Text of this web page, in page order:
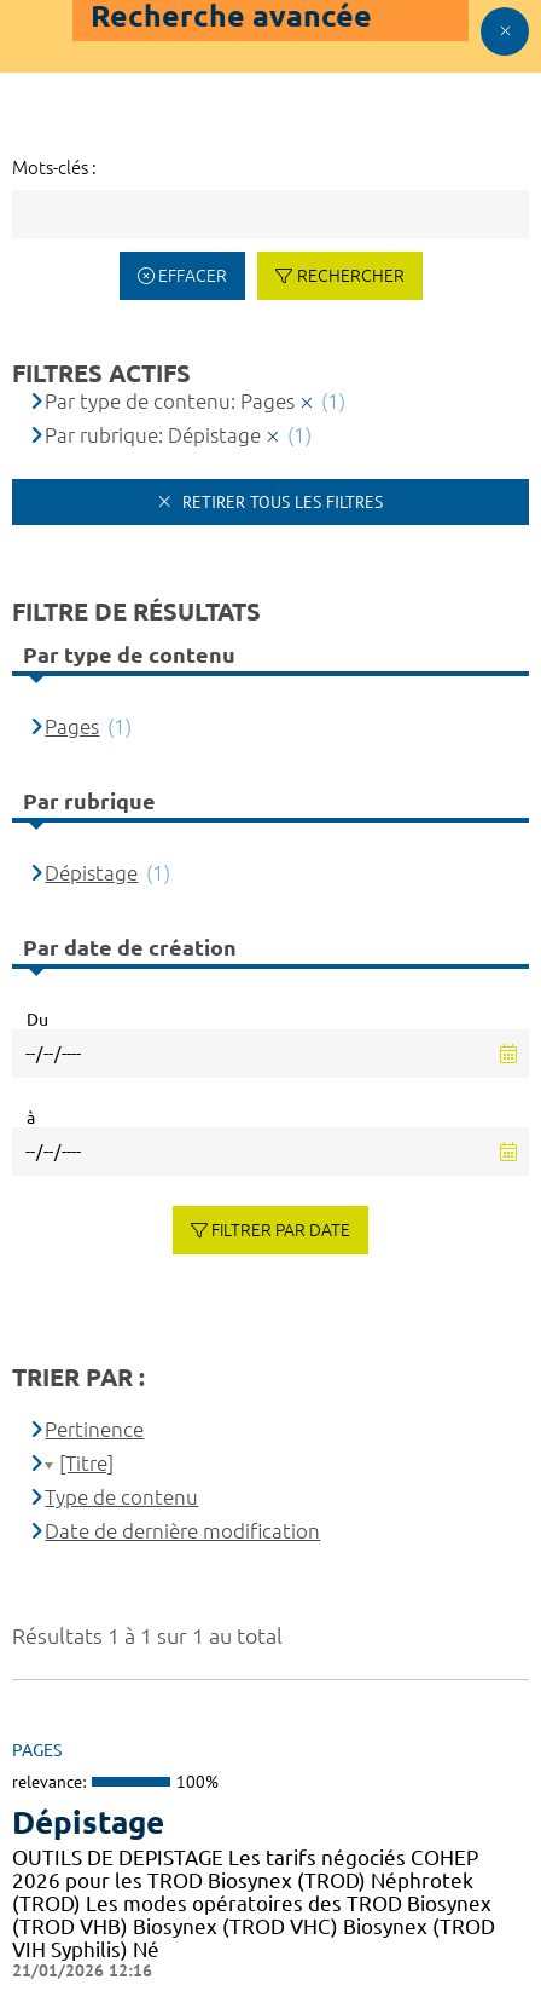
Recherche avancée
Mots-clés :
EFFACER RECHERCHER
Résultats 1 à 1 sur 1 au total
PAGES
relevance: 100%
Dépistage
OUTILS DE DEPISTAGE Les tarifs négociés COHEP
2026 pour les TROD Biosynex (TROD) Néphrotek
(TROD) Les modes opératoires des TROD Biosynex
(TROD VHB) Biosynex (TROD VHC) Biosynex (TROD
VIH Syphilis) Né
21/01/2026 12:16
FILTRES ACTIFS
Par type de contenu: Pages
(1)
Par rubrique: Dépistage
(1)
RETIRER TOUS LES FILTRES
FILTRE DE RÉSULTATS
Par type de contenu
Pages (1)
Par rubrique
Dépistage (1)
Par date de création
Du
à
FILTRER PAR DATE
TRIER PAR :
Pertinence
[Titre]
Type de contenu
Date de dernière modification